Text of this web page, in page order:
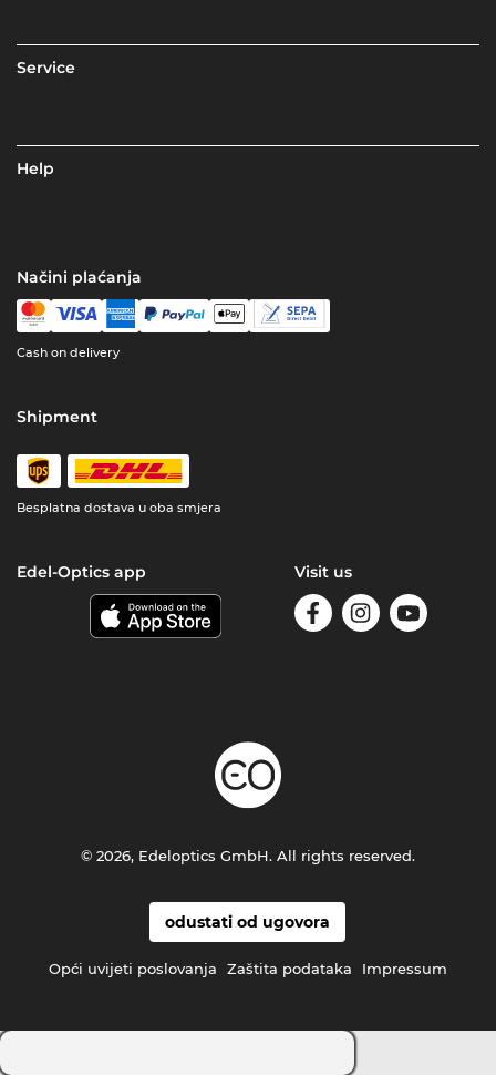
Service
Help
Načini plaćanja
Cash on delivery
Shipment
Besplatna dostava u oba smjera
Edel-Optics app Visit us
odustati od ugovora
Opći uvijeti poslovanja Zaštita podataka Impressum
© 2026, Edeloptics GmbH. All rights reserved.